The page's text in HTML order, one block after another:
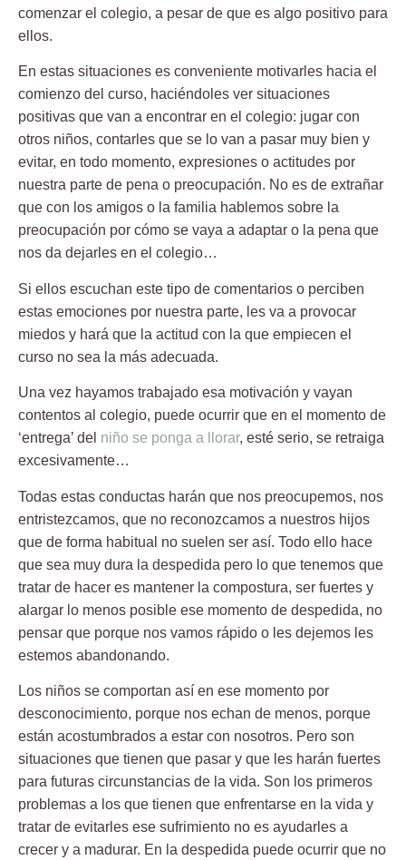
comenzar el colegio, a pesar de que es algo positivo para
ellos.
En estas situaciones es conveniente motivarles hacia el
comienzo del curso, haciéndoles ver situaciones
positivas que van a encontrar en el colegio: jugar con
otros niños, contarles que se lo van a pasar muy bien y
evitar, en todo momento, expresiones o actitudes por
nuestra parte de pena o preocupación. No es de extrañar
que con los amigos o la familia hablemos sobre la
preocupación por cómo se vaya a adaptar o la pena que
nos da dejarles en el colegio…
Si ellos escuchan este tipo de comentarios o perciben
estas emociones por nuestra parte, les va a provocar
miedos y hará que la actitud con la que empiecen el
curso no sea la más adecuada.
Una vez hayamos trabajado esa motivación y vayan
contentos al colegio, puede ocurrir que en el momento de
‘entrega’ del niño se ponga a llorar, esté serio, se retraiga
excesivamente…
Todas estas conductas harán que nos preocupemos, nos
entristezcamos, que no reconozcamos a nuestros hijos
que de forma habitual no suelen ser así. Todo ello hace
que sea muy dura la despedida pero lo que tenemos que
tratar de hacer es mantener la compostura, ser fuertes y
alargar lo menos posible ese momento de despedida, no
pensar que porque nos vamos rápido o les dejemos les
estemos abandonando.
Los niños se comportan así en ese momento por
desconocimiento, porque nos echan de menos, porque
están acostumbrados a estar con nosotros. Pero son
situaciones que tienen que pasar y que les harán fuertes
para futuras circunstancias de la vida. Son los primeros
problemas a los que tienen que enfrentarse en la vida y
tratar de evitarles ese sufrimiento no es ayudarles a
crecer y a madurar. En la despedida puede ocurrir que no